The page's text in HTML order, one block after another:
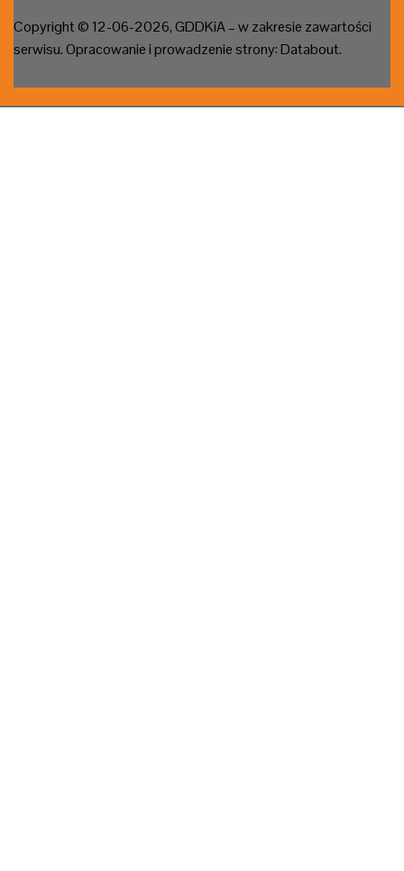
Copyright © 12-06-2026, GDDKiA – w zakresie zawartości
serwisu. Opracowanie i prowadzenie strony: Databout.